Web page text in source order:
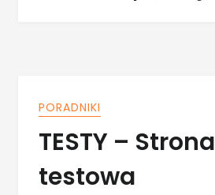
PORADNIKI
TESTY – Strona
testowa